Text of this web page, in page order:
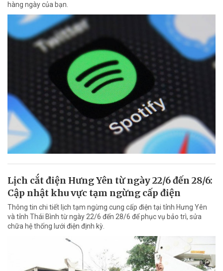
hàng ngày của bạn.
Lịch cắt điện Hưng Yên từ ngày 22/6 đến 28/6:
Cập nhật khu vực tạm ngừng cấp điện
Thông tin chi tiết lịch tạm ngừng cung cấp điện tại tỉnh Hưng Yên
và tỉnh Thái Bình từ ngày 22/6 đến 28/6 để phục vụ bảo trì, sửa
chữa hệ thống lưới điện định kỳ.